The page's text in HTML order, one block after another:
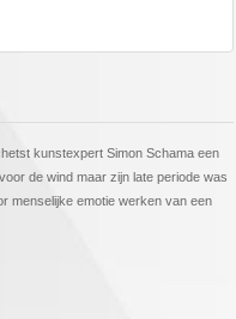
kunstexpert Simon Schama een
de wind maar zijn late periode was
menselijke emotie werken van een